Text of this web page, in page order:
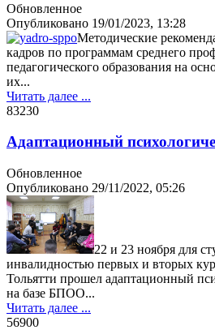
Обновленное
Опубликовано 19/01/2023, 13:28
Методические
кадров по программам среднего
педагогического образования на
их...
Читать далее ...
83230
Адаптационный
Обновленное
Опубликовано 29/11/2022, 05:26
22 и 23 ноября для
инвалидностью первых и вторых
Тольятти прошел адаптационный
на базе БПОО...
Читать далее ...
56900